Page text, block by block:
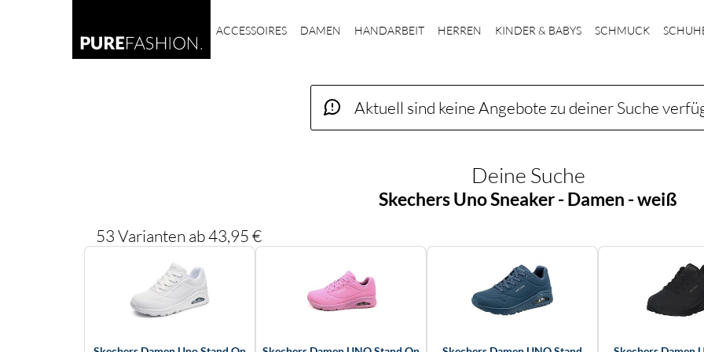
ACCESSOIRES DAMEN HANDARBEIT HERREN KINDER & BABYS SCHMUCK
Aktuell sind keine Angebote zu deiner Suche
Deine Suche
Skechers Uno Sneaker - Damen - weiß
53 Varianten ab 43,95 €